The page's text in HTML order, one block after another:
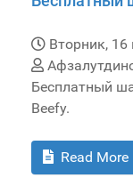
Вторник, 16
Бесплатный
Beefy.
Read More